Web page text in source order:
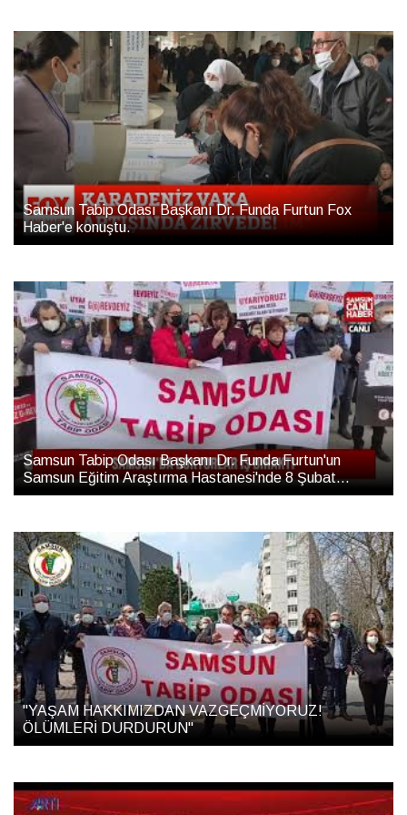
Samsun Tabip Odası Başkanı Dr. Funda Furtun Fox
Haber'e konuştu.
Samsun Tabip Odası Başkanı Dr. Funda Furtun'un
Samsun Eğitim Araştırma Hastanesi'nde 8 Şubat
G(ö)REV Eylemi Basın Açıklaması Konuşması
"YAŞAM HAKKIMIZDAN VAZGEÇMİYORUZ!
ÖLÜMLERİ DURDURUN"